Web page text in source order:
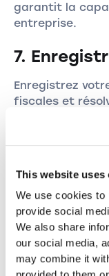
This website uses
We use cookies to
provide social
We also share
our social media,
may combine it
garantit la
entreprise.
7.
Enregistrez
fiscales et
La création
planification et
Si vous suivez
décisions, vous
succès et
de cette forme